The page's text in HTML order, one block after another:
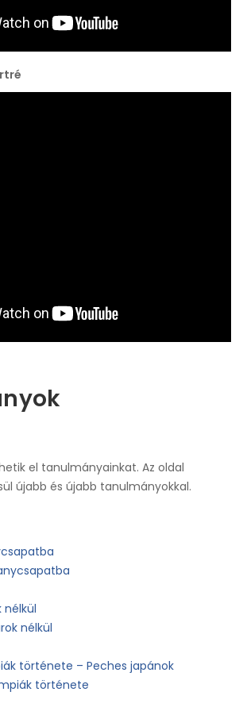
el tanulmányainkat. Az oldal
újabb és újabb tanulmányokkal.
nélkül
története – Peches japánok
története